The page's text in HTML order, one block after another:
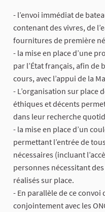
- l’envoi immédiat de
contenant des vivres, de
fournitures de première
- la mise en place d’une
par l’État français, afin de
cours, avec l’appui de la
- L’organisation sur place
éthiques et décents
dans leur recherche
- la mise en place d’un
permettant l’entrée de
nécessaires (incluant
personnes nécessitant
réalisés sur place.
- En parallèle de ce convoi
conjointement avec les